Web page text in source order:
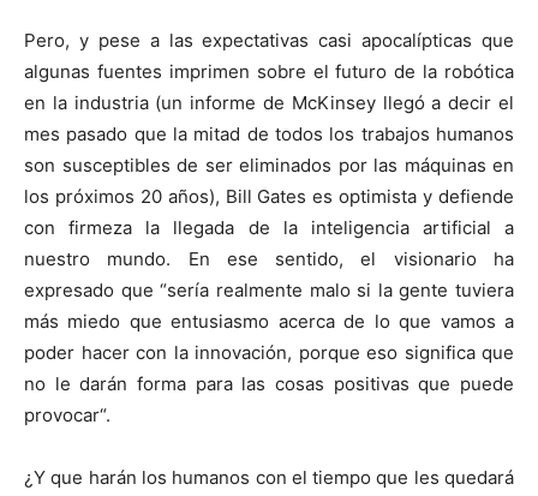
Pero, y pese a las expectativas casi apocalípticas que
algunas fuentes imprimen sobre el futuro de la robótica
en la industria (un informe de McKinsey llegó a decir el
mes pasado que la mitad de todos los trabajos humanos
son susceptibles de ser eliminados por las máquinas en
los próximos 20 años), Bill Gates es optimista y defiende
con firmeza la llegada de la inteligencia artificial a
nuestro mundo. En ese sentido, el visionario ha
expresado que “sería realmente malo si la gente tuviera
más miedo que entusiasmo acerca de lo que vamos a
poder hacer con la innovación, porque eso significa que
no le darán forma para las cosas positivas que puede
provocar“.
¿Y que harán los humanos con el tiempo que les quedará